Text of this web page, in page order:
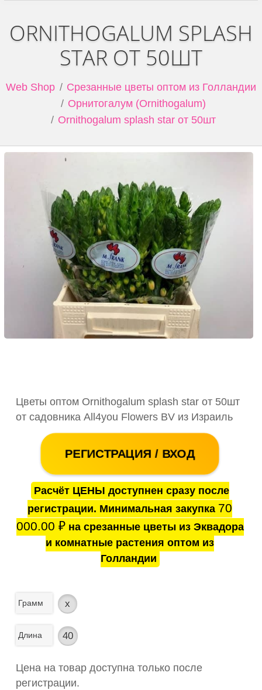
ORNITHOGALUM SPLASH
STAR ОТ 50ШТ
Web Shop
Срезанные цветы оптом из Голландии
Орнитогалум (Ornithogalum)
Ornithogalum splash star от 50шт
Цветы оптом Ornithogalum splash star от 50шт
от садовника All4you Flowers BV из Израиль
РЕГИСТРАЦИЯ / ВХОД
Расчёт ЦЕНЫ доступнен сразу после
регистрации. Минимальная закупка 70
000.00 ₽на срезанные цветы из Эквадора
и комнатные растения оптом из
Голландии
Грамм x
Длина 40
Цена на товар доступна только после
регистрации.